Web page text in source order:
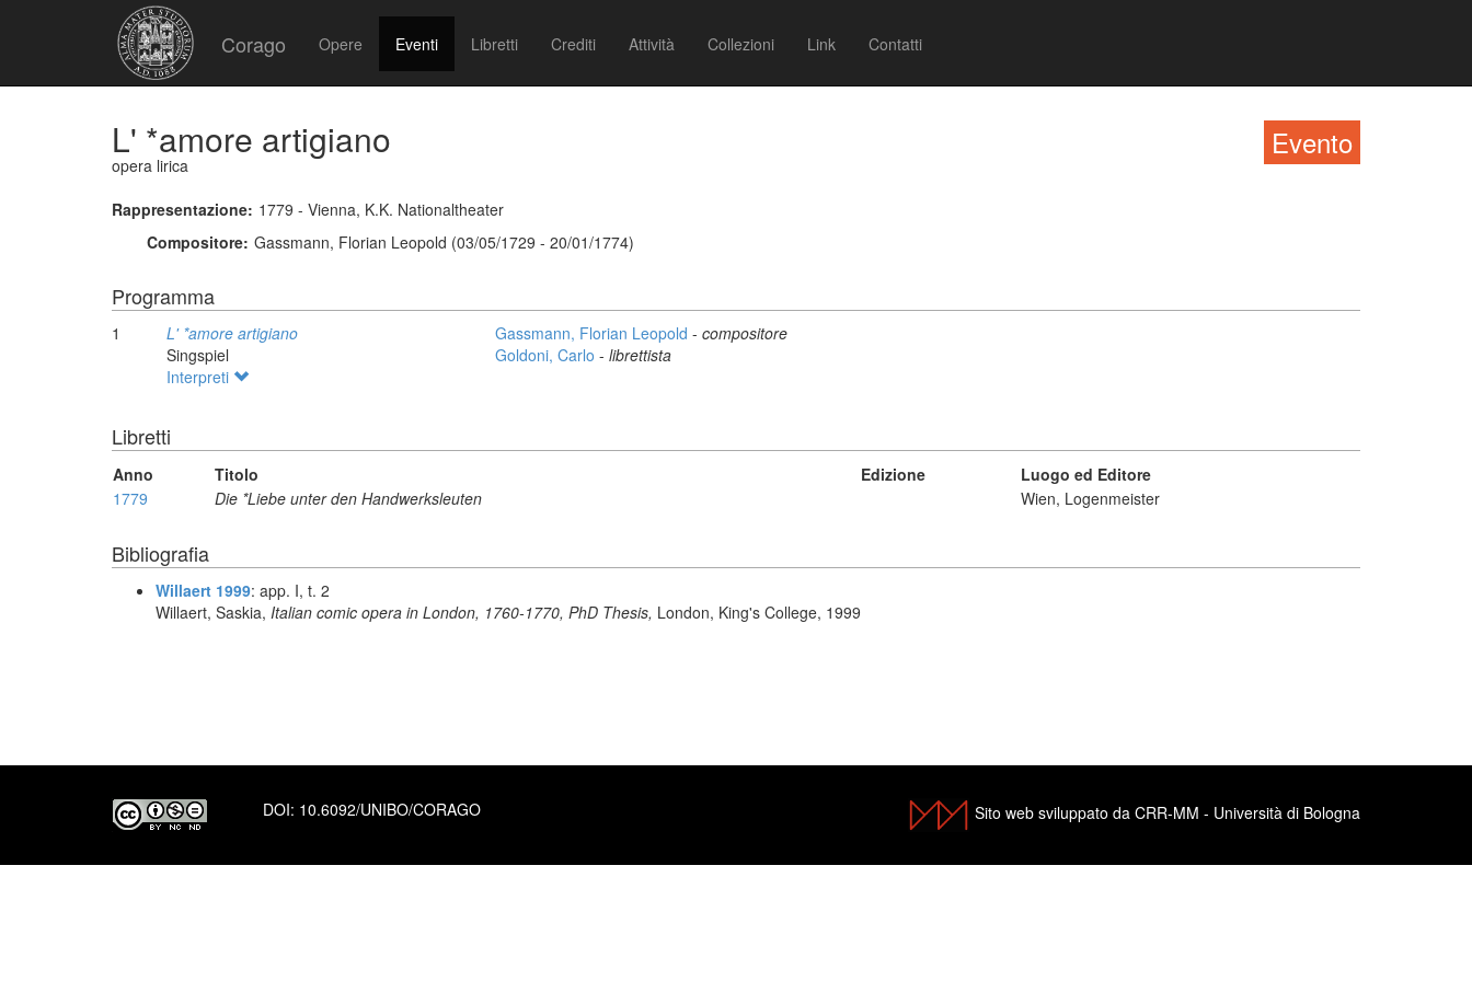
Corago Opere Eventi Libretti Crediti Attività Collezioni Link Contatti
Evento
L' *amore artigiano
opera lirica
Rappresentazione: 1779 - Vienna, K.K. Nationaltheater
Compositore: Gassmann, Florian Leopold (03/05/1729 - 20/01/1774)
Programma
1
L' *amore artigiano
Singspiel
Gassmann, Florian Leopold - compositore
Goldoni, Carlo - librettista
Interpreti
Libretti
Anno Titolo Edizione
Luogo ed Editore
1779
Die *Liebe unter den Handwerksleuten Wien, Logenmeister
Bibliografia
Willaert 1999: app. I, t. 2
Willaert, Saskia, Italian comic opera in London, 1760-1770, PhD Thesis, London, King's College, 1999
DOI: 10.6092/UNIBO/CORAGO Sito web sviluppato da CRR-MM - Università di Bologna